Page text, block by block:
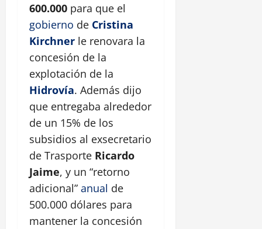
600.000 para que el
gobierno de Cristina
Kirchner le renovara la
concesión de la
explotación de la
Hidrovía. Además dijo
que entregaba alrededor
de un 15% de los
subsidios al exsecretario
de Trasporte Ricardo
Jaime, y un “retorno
adicional” anual de
500.000 dólares para
mantener la concesión